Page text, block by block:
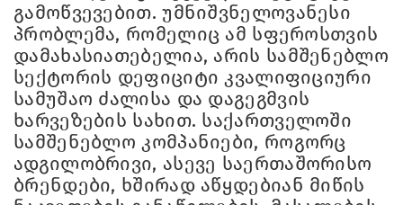
გამოწვევებით. უმნიშვნელოვანესი
პრობლემა, რომელიც ამ სფეროსთვის
დამახასიათებელია, არის სამშენებლო
სექტორის დეფიციტი კვალიფიციური
სამუშაო ძალისა და დაგეგმვის
ხარვეზების სახით. საქართველოში
სამშენებლო კომპანიები, როგორც
ადგილობრივი, ასევე საერთაშორისო
ბრენდები, ხშირად აწყდებიან მიწის